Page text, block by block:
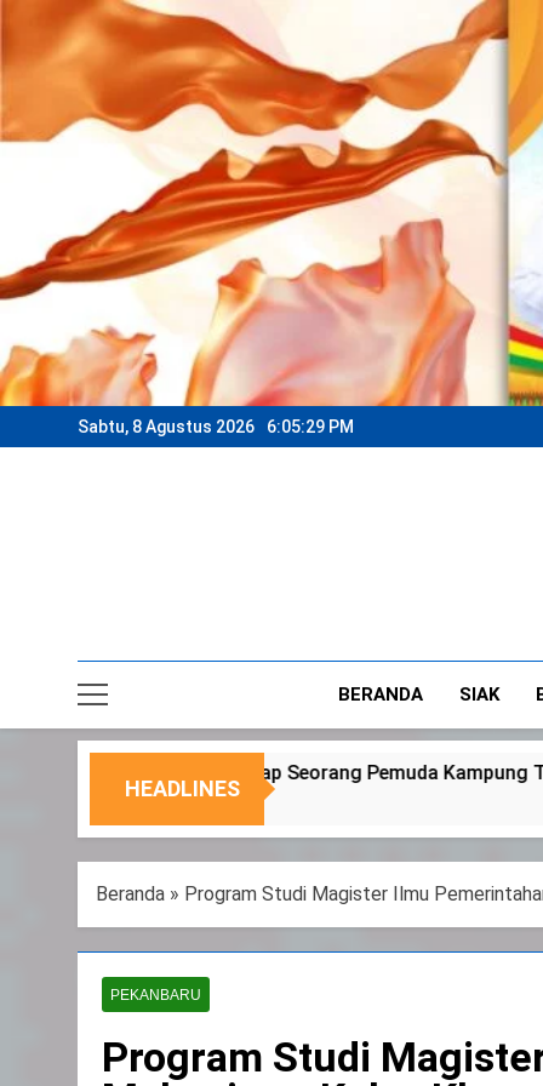
content
Sabtu, 8 Agustus 2026 6:05:31 PM
BERANDA SIAK
HEADLINES
Kampung Temusai Dukung
Beranda » Program Studi Magister Ilmu
PEKANBARU
Program Studi